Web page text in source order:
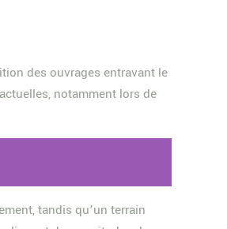
des ouvrages entravant le
notamment lors de
tandis qu’un terrain